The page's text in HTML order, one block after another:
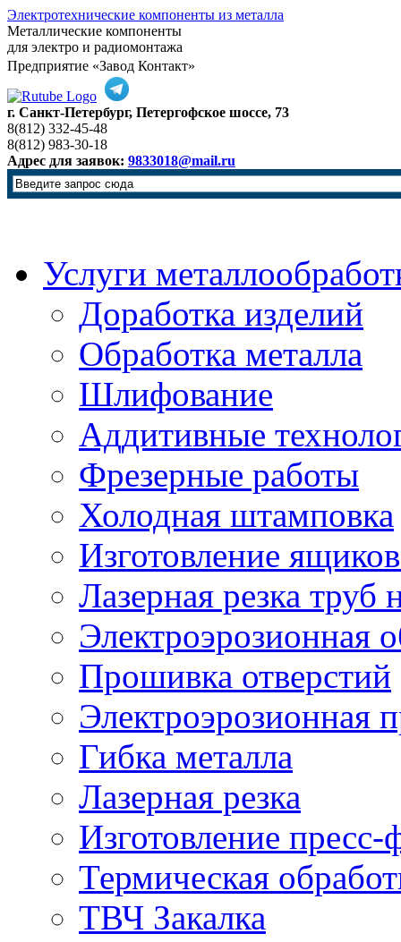
Электротехнические компоненты из металла
Металлические компоненты
для электро и радиомонтажа
Предприятие «Завод Контакт»
г. Санкт-Петербург, Петергофское шоссе, 73
8(812) 332-45-48
8(812) 983-30-18
Адрес для заявок: 9833018@mail.ru
Услуги
Доработка изделий
Обработка металла
Шлифование
Аддитивные
Фрезерные работы
Холодная штамповка
Изготовление
Лазерная резка труб
Электроэрозионная
Прошивка отверстий
Электроэрозионная
Гибка металла
Лазерная резка
Изготовление
Термическая
ТВЧ Закалка